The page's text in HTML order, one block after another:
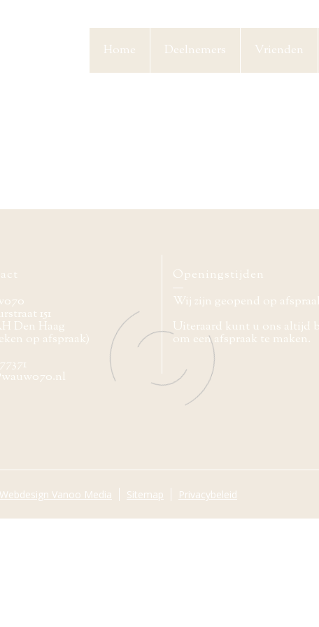
Home Deelnemers Vrienden
151
Den Haag
op afspraak)
Openingstijden
Wij zijn geopend op
Uiteraard kunt u ons altijd
om een afspraak te maken.
Webdesign Vanoo Media Sitemap Privacybeleid